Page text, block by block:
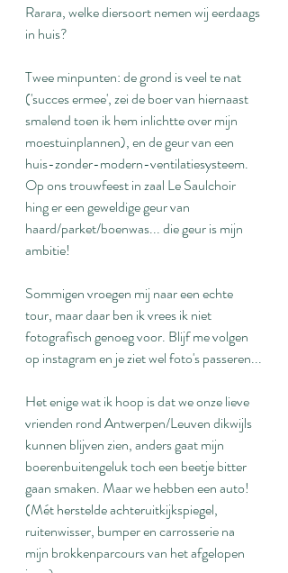
Rarara, welke diersoort nemen wij eerdaags
in huis?
Twee minpunten: de grond is veel te nat
('succes ermee', zei de boer van hiernaast
smalend toen ik hem inlichtte over mijn
moestuinplannen), en de geur van een
huis-zonder-modern-ventilatiesysteem.
Op ons trouwfeest in zaal Le Saulchoir
hing er een geweldige geur van
haard/parket/boenwas... die geur is mijn
ambitie!
Sommigen vroegen mij naar een echte
tour, maar daar ben ik vrees ik niet
fotografisch genoeg voor. Blijf me volgen
op instagram en je ziet wel foto's passeren...
Het enige wat ik hoop is dat we onze lieve
vrienden rond Antwerpen/Leuven dikwijls
kunnen blijven zien, anders gaat mijn
boerenbuitengeluk toch een beetje bitter
gaan smaken. Maar we hebben een auto!
(Mét herstelde achteruitkijkspiegel,
ruitenwisser, bumper en carrosserie na
mijn brokkenparcours van het afgelopen